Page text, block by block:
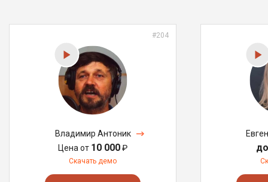
#204
Владимир Антоник
Цена от 10 000₽
Скачать демо